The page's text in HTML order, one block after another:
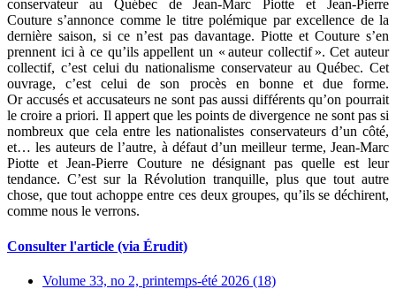
conservateur au Québec de Jean-Marc Piotte et Jean-Pierre
Couture s’annonce comme le titre polémique par excellence de la
dernière saison, si ce n’est pas davantage. Piotte et Couture s’en
prennent ici à ce qu’ils appellent un « auteur collectif ». Cet auteur
collectif, c’est celui du nationalisme conservateur au Québec. Cet
ouvrage, c’est celui de son procès en bonne et due forme.
Or accusés et accusateurs ne sont pas aussi différents qu’on pourrait
le croire a priori. Il appert que les points de divergence ne sont pas si
nombreux que cela entre les nationalistes conservateurs d’un côté,
et… les auteurs de l’autre, à défaut d’un meilleur terme, Jean-Marc
Piotte et Jean-Pierre Couture ne désignant pas quelle est leur
tendance. C’est sur la Révolution tranquille, plus que tout autre
chose, que tout achoppe entre ces deux groupes, qu’ils se déchirent,
comme nous le verrons.
Consulter l'article (via Érudit)
Volume 33, no 2, printemps-été 2026 (18)